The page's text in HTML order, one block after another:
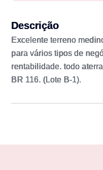
Descrição
Excelente terreno
para vários tipos de
rentabilidade. todo
BR 116. (Lote B-1).